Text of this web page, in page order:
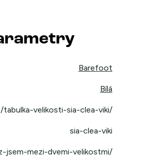
Barefoot
Bílá
/tabulka-velikosti-sia-clea-viki/
sia-clea-viki
jsem-mezi-dvemi-velikostmi/